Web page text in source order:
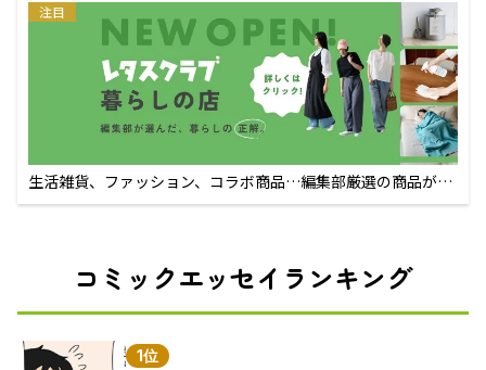
注目
生活雑貨、ファッション、コラボ商品…編集部厳選の商品が買
えるECサイト
コミックエッセイランキング
1位